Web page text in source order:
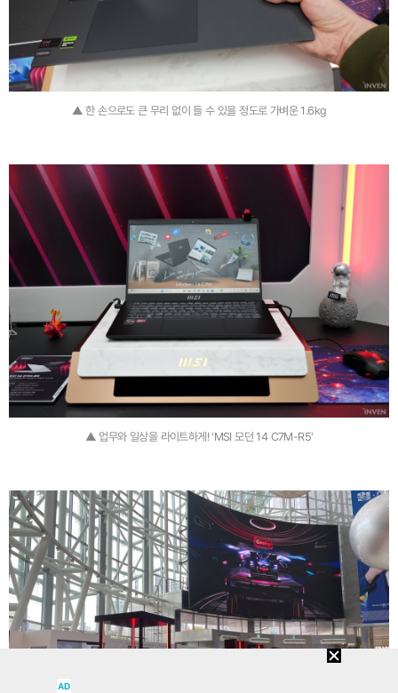
▲ 한 손으로도 큰 무리 없이 들 수 있을 정도로 가벼운 1.6kg
▲ 업무와 일상을 라이트하게! 'MSI 모던 14 C7M-R5'
AD